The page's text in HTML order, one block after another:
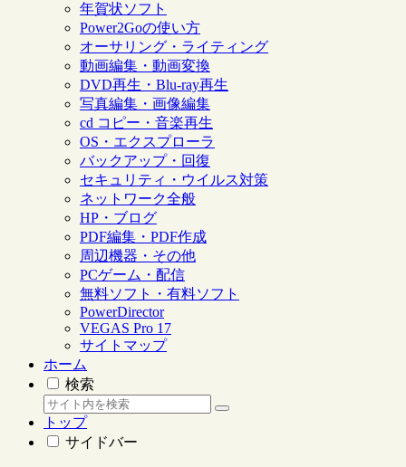
年賀状ソフト
Power2Goの使い方
オーサリング・ライティング
動画編集・動画変換
DVD再生・Blu-ray再生
写真編集・画像編集
cd コピー・音楽再生
OS・エクスプローラ
バックアップ・回復
セキュリティ・ウイルス対策
ネットワーク全般
HP・ブログ
PDF編集・PDF作成
周辺機器・その他
PCゲーム・配信
無料ソフト・有料ソフト
PowerDirector
VEGAS Pro 17
サイトマップ
ホーム
検索
トップ
サイドバー